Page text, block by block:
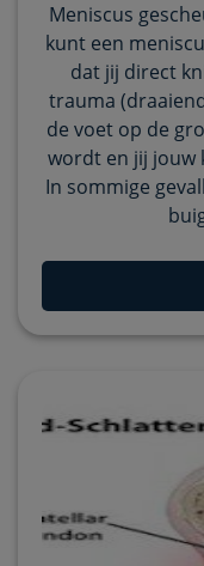
Meniscus
kunt een
dat jij direct
trauma
de voet op de
wordt en jij jouw
In sommige